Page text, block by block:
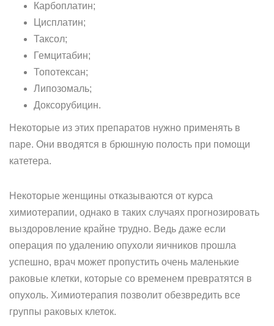
Карбоплатин;
Цисплатин;
Таксол;
Гемцитабин;
Топотексан;
Липозомаль;
Доксорубицин.
Некоторые из этих препаратов нужно применять в
паре. Они вводятся в брюшную полость при помощи
катетера.
Некоторые женщины отказываются от курса
химиотерапии, однако в таких случаях прогнозировать
выздоровление крайне трудно. Ведь даже если
операция по удалению опухоли яичников прошла
успешно, врач может пропустить очень маленькие
раковые клетки, которые со временем превратятся в
опухоль. Химиотерапия позволит обезвредить все
группы раковых клеток.